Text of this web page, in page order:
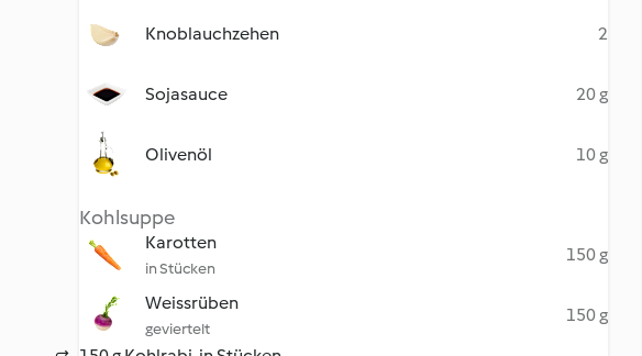
Knoblauchzehen 2
Sojasauce 20 g
Olivenöl 10 g
Kohlsuppe
Karotten
in Stücken
150 g
Weissrüben
geviertelt
150 g